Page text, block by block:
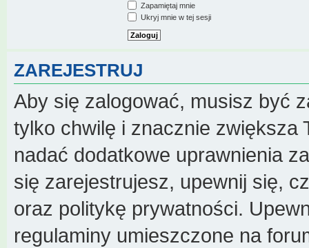
Zapamiętaj mnie
Ukryj mnie w tej sesji
ZAREJESTRUJ
Aby się zalogować, musisz być
tylko chwilę i znacznie zwiększa
nadać dodatkowe uprawnienia
się zarejestrujesz, upewnij się,
oraz politykę prywatności.
regulaminy umieszczone na